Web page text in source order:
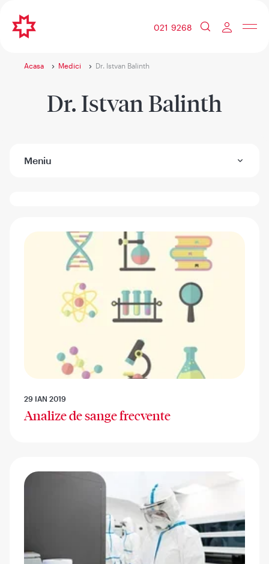
021 9268
Acasa Medici Dr. Istvan Balinth
Dr. Istvan Balinth
Meniu
29 IAN 2019
Analize de sange frecvente